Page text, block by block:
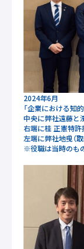
2024年6月
「企業における知
中央に弊社遠藤と
右端に桂 正憲特許
左端に弊社地曵（
※役職は当時のも